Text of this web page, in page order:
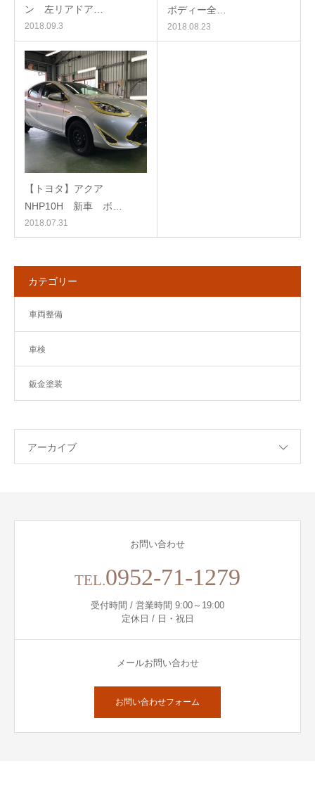
ン 左リアドア…
2018.09.3
ボディー全…
2018.08.23
【トヨタ】アクア
NHP10H 新車 ボ…
2018.07.31
カテゴリー
車両整備
車検
鈑金塗装
アーカイブ
お問い合わせ
TEL.0952-71-1279
受付時間 / 営業時間 9:00～19:00
定休日 / 日・祝日
メールお問い合わせ
お問い合わせフォーム